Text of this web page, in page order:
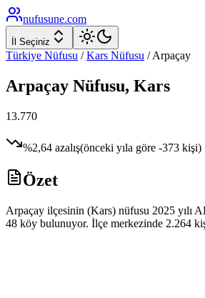
nufusune.com
İl Seçiniz
Türkiye Nüfusu / Kars Nüfusu /Arpaçay
Arpaçay Nüfusu, Kars
13.770
%2,64 azalış(önceki yıla göre -373 kişi)
Özet
Arpaçay ilçesinin (Kars) nüfusu 2025 yılı
48 köy bulunuyor. İlçe merkezinde 2.264